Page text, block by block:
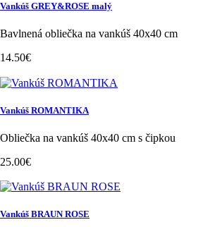
Vankúš GREY&ROSE malý
Bavlnená obliečka na vankúš 40x40 cm
14.50€
Vankúš ROMANTIKA
Obliečka na vankúš 40x40 cm s čipkou
25.00€
Vankúš BRAUN ROSE